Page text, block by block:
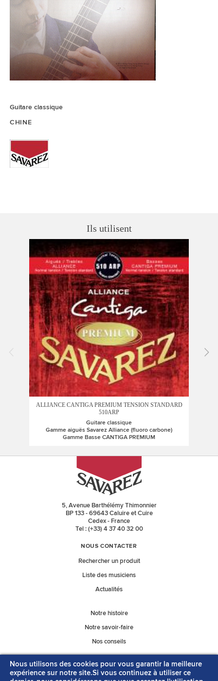
Guitare classique
CHINE
Ils utilisent
ALLIANCE CANTIGA PREMIUM TENSION STANDARD
510ARP
Guitare classique
Gamme aiguës Savarez Alliance (fluoro carbone)
Gamme Basse CANTIGA PREMIUM
5, Avenue Barthélémy Thimonnier
BP 133 - 69643 Caluire et Cuire
Cedex - France
Tel : (+33) 4 37 40 32 00
NOUS CONTACTER
Rechercher un produit
Liste des musiciens
Actualités
Notre histoire
Notre savoir-faire
Nos conseils
Nos catalogues
Nous utilisons des cookies pour vous garantir la meilleure
expérience sur notre site.Si vous continuez à utiliser ce